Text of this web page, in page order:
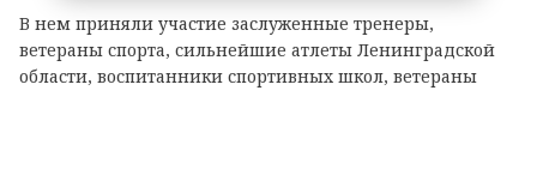
В нем приняли участие заслуженные тренеры,
ветераны спорта, сильнейшие атлеты Ленинградской
области, воспитанники спортивных школ, ветераны